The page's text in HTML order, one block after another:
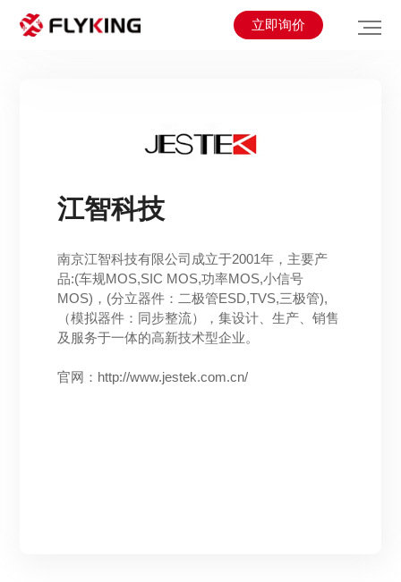
立即询价
分立器件
江智科技
南京江智科技有限公司成立于2001年，主要产
品:(车规MOS,SIC MOS,功率MOS,小信号
MOS)，(分立器件：二极管ESD,TVS,三极管),
（模拟器件：同步整流），集设计、生产、销售
及服务于一体的高新技术型企业。
官网：http://www.jestek.com.cn/